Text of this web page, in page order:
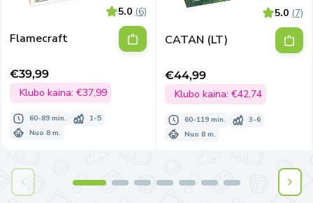
5.0 (6)
Flamecraft
Išpardavimo
kaina
€39,99
Klubo kaina: €37,99
60-89 min.
1-5
Nuo 8 m.
5.0 (7)
CATAN (LT)
Išpardavimo
kaina
€44,99
Klubo kaina: €42,74
60-119 min.
3-6
Nuo 8 m.